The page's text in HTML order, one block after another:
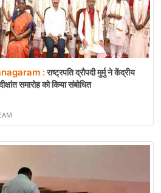
:राष्ट्रपति द्रौपदी मुर्मु ने केंद्रीय
समारोह को किया संबोधित